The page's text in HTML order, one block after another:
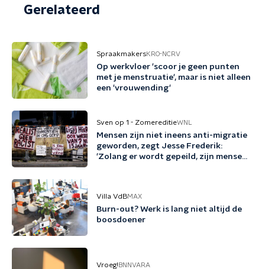
Gerelateerd
SpraakmakersKRO-NCRV
Op werkvloer 'scoor je geen punten
met je menstruatie', maar is niet alleen
een 'vrouwending'
Sven op 1 - ZomereditieWNL
Mensen zijn niet ineens anti-migratie
geworden, zegt Jesse Frederik:
'Zolang er wordt gepeild, zijn mensen
Villa VdBMAX
Burn-out? Werk is lang niet altijd de
boosdoener
Vroeg! BNNVARA